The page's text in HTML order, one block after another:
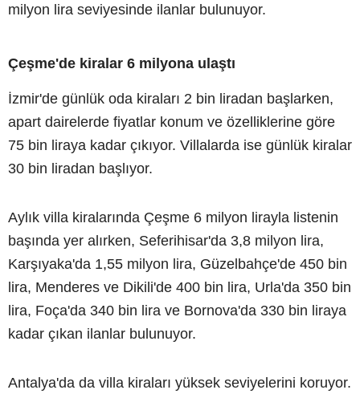
milyon lira seviyesinde ilanlar bulunuyor.
Çeşme'de kiralar 6 milyona ulaştı
İzmir'de günlük oda kiraları 2 bin liradan başlarken,
apart dairelerde fiyatlar konum ve özelliklerine göre
75 bin liraya kadar çıkıyor. Villalarda ise günlük kiralar
30 bin liradan başlıyor.
Aylık villa kiralarında Çeşme 6 milyon lirayla listenin
başında yer alırken, Seferihisar'da 3,8 milyon lira,
Karşıyaka'da 1,55 milyon lira, Güzelbahçe'de 450 bin
lira, Menderes ve Dikili'de 400 bin lira, Urla'da 350 bin
lira, Foça'da 340 bin lira ve Bornova'da 330 bin liraya
kadar çıkan ilanlar bulunuyor.
Antalya'da da villa kiraları yüksek seviyelerini koruyor.